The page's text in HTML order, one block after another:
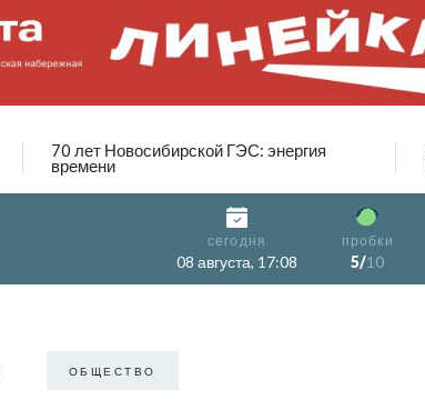
70 лет Новосибирской ГЭС: энергия
времени
сегодня
08 августа, 17:08
пробки
5/10
ОБЩЕСТВО